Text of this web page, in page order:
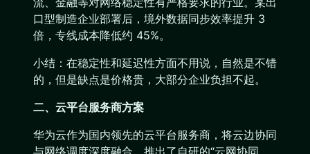
口型制造企业部署后，境外数据同步效率提升 3
倍，专线成本降低约 45%。
小结：在稳定性和延迟性方面不用说，自然是不错
的，但是缺点是价格贵，大部分企业负担不起。
二、云平台服务商方案
华为云作为国内领先的云平台服务商，将云边协同
与网络调度深度融合，推出了自研的“云网协同